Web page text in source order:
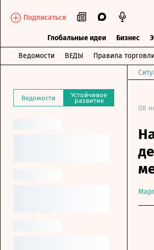
Подписаться
Глобальные идеи Бизнес
Ведомости ВЕДЫ Правила торговли
Ведомости Устойчивое
развитие
08